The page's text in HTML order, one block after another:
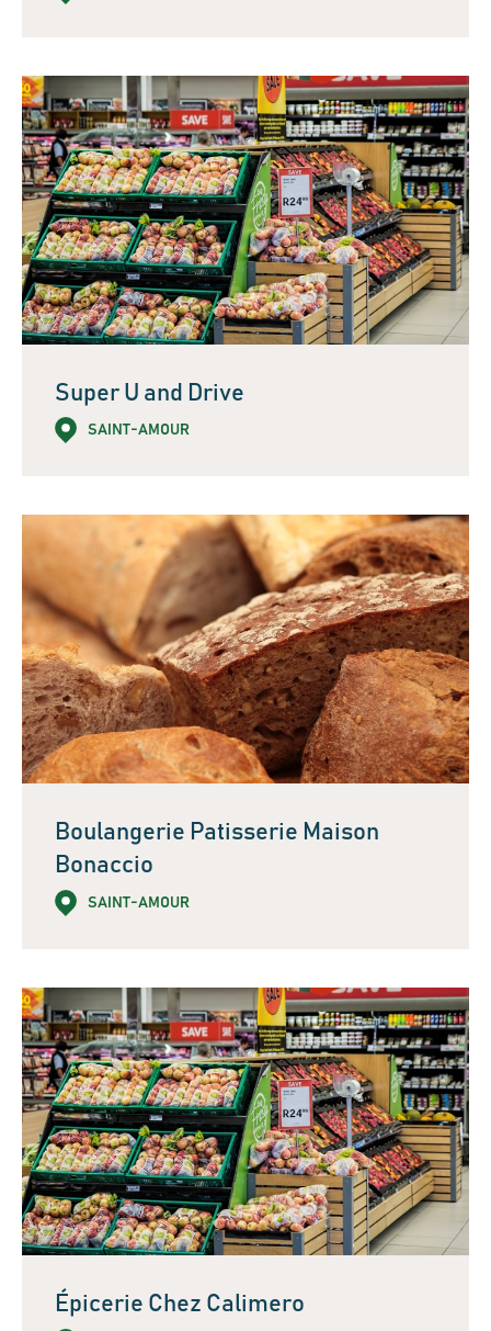
Super U and Drive
SAINT-AMOUR
Boulangerie Patisserie Maison
Bonaccio
SAINT-AMOUR
Épicerie Chez Calimero